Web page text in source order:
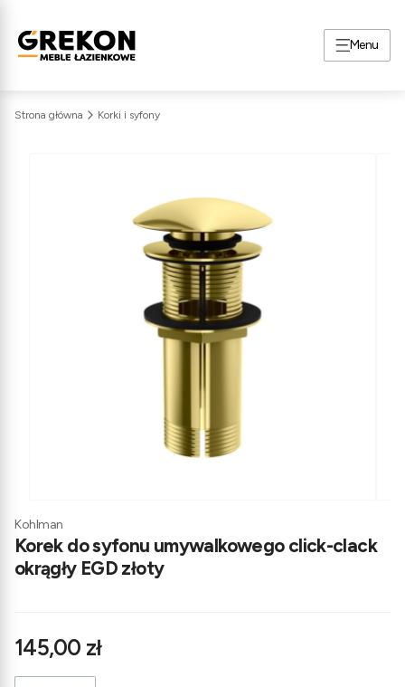
Menu
Strona główna Korki i syfony
Kohlman
Korek do syfonu umywalkowego click-clack
okrągły EGD złoty
Cena
145,00 zł